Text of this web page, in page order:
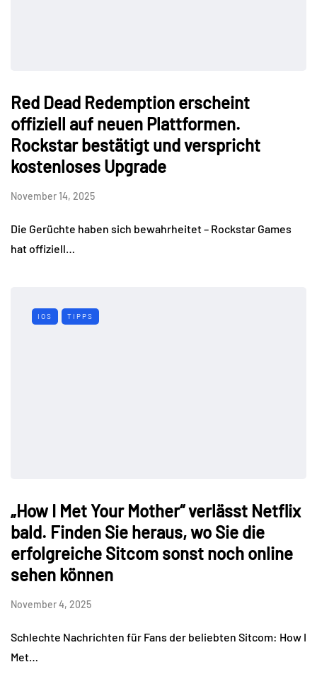
Red Dead Redemption erscheint
offiziell auf neuen Plattformen.
Rockstar bestätigt und verspricht
kostenloses Upgrade
November 14, 2025
Die Gerüchte haben sich bewahrheitet – Rockstar Games
hat offiziell…
IOS TIPPS
„How I Met Your Mother“ verlässt Netflix
bald. Finden Sie heraus, wo Sie die
erfolgreiche Sitcom sonst noch online
sehen können
November 4, 2025
Schlechte Nachrichten für Fans der beliebten Sitcom: How I
Met…